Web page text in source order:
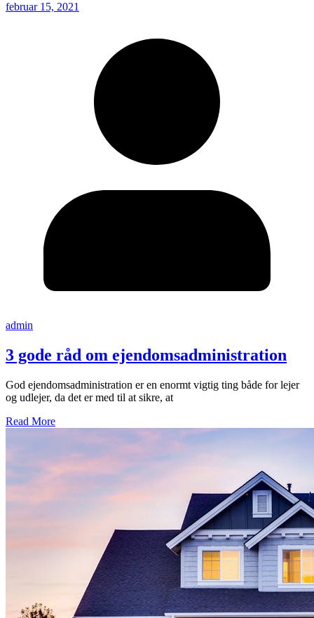
februar 15, 2021
admin
3 gode råd om ejendomsadministration
God ejendomsadministration er en enormt vigtig ting både for lejer
og udlejer, da det er med til at sikre, at
Read More